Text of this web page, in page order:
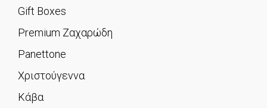
Gift Boxes
Premium Ζαχαρώδη
Panettone
Χριστούγεννα
Κάβα